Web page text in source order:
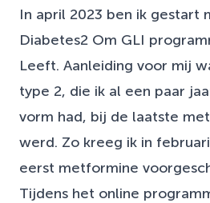
In april 2023 ben ik gestart
Diabetes2 Om GLI
Leeft. Aanleiding voor mij
type 2, die ik al een paar
vorm had, bij de laatste
werd. Zo kreeg ik in
eerst metformine
Tijdens het online